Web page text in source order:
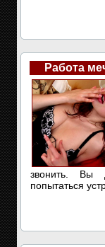
Работа
звонить. Вы
попытаться